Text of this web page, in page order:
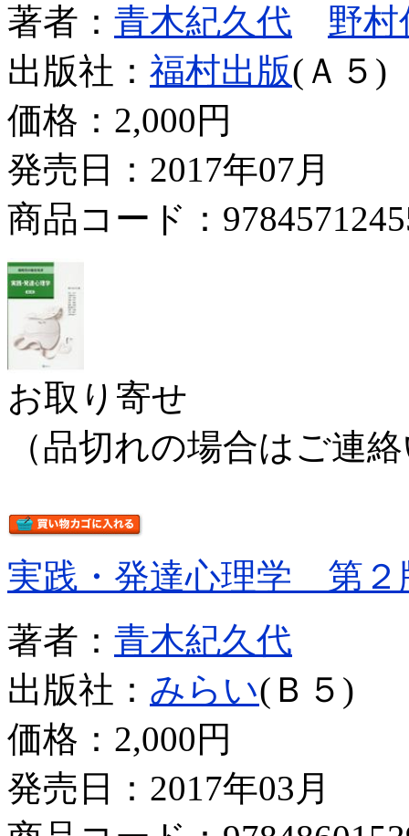
著者： 青木紀久代
野村
出版社： 福村出版(Ａ５)
価格： 2,000円
発売日：2017年07月
商品コード：
お取り寄せ
（品切れの場合はご連
実践・発達心理学 第２
著者： 青木紀久代
出版社： みらい(Ｂ５)
価格： 2,000円
発売日：2017年03月